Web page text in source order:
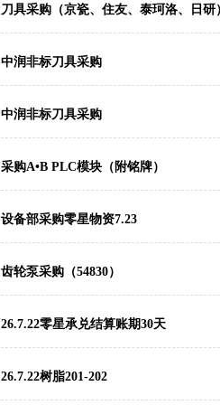
刀具采购（京瓷、住友、泰珂洛、日研
中润非标刀具采购
中润非标刀具采购
采购A•B PLC模块（附铭牌）
设备部采购零星物资7.23
齿轮泵采购（54830）
26.7.22零星承兑结算账期30天
26.7.22树脂201-202